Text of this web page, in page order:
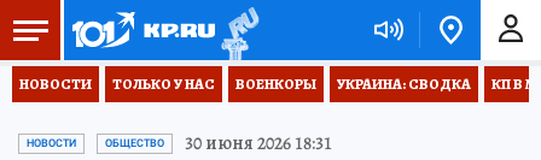
НОВОСТИ ТОЛЬКО У НАС ВОЕНКОРЫ УКРАИНА: СВОДКА КП В
НОВОСТИ ОБЩЕСТВО 30 июня 2026 18:31